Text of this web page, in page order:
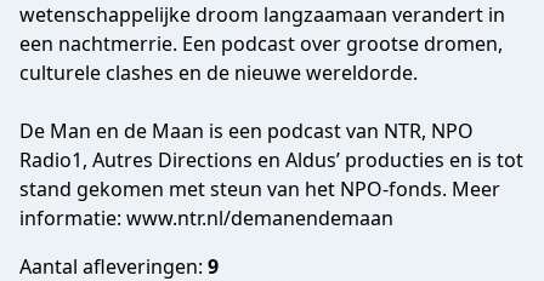
wetenschappelijke droom langzaamaan verandert in
een nachtmerrie. Een podcast over grootse dromen,
culturele clashes en de nieuwe wereldorde.
De Man en de Maan is een podcast van NTR, NPO
Radio1, Autres Directions en Aldus’ producties en is tot
stand gekomen met steun van het NPO-fonds. Meer
informatie: www.ntr.nl/demanendemaan
Aantal afleveringen: 9